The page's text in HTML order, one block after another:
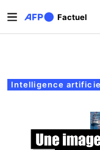
Factuel
Onglets
Intelligence